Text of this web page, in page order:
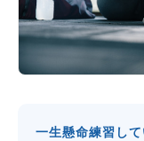
一生懸命練習し